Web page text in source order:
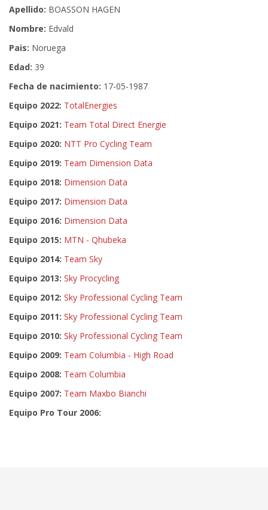
Apellido: BOASSON HAGEN
Nombre: Edvald
Pais: Noruega
Edad: 39
Fecha de nacimiento: 17-05-1987
Equipo 2022: TotalEnergies
Equipo 2021: Team Total Direct Energie
Equipo 2020: NTT Pro Cycling Team
Equipo 2019: Team Dimension Data
Equipo 2018: Dimension Data
Equipo 2017: Dimension Data
Equipo 2016: Dimension Data
Equipo 2015: MTN - Qhubeka
Equipo 2014: Team Sky
Equipo 2013: Sky Procycling
Equipo 2012: Sky Professional Cycling Team
Equipo 2011: Sky Professional Cycling Team
Equipo 2010: Sky Professional Cycling Team
Equipo 2009: Team Columbia - High Road
Equipo 2008: Team Columbia
Equipo 2007: Team Maxbo Bianchi
Equipo Pro Tour 2006: